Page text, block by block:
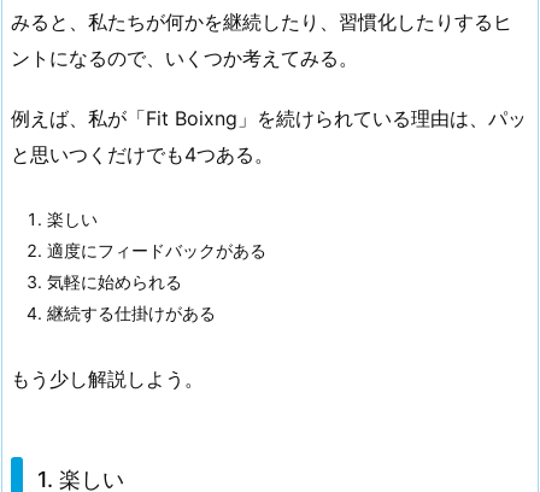
みると、私たちが何かを継続したり、習慣化したりするヒ
ントになるので、いくつか考えてみる。
例えば、私が「Fit Boixng」を続けられている理由は、パッ
と思いつくだけでも4つある。
楽しい
適度にフィードバックがある
気軽に始められる
継続する仕掛けがある
もう少し解説しよう。
1. 楽しい